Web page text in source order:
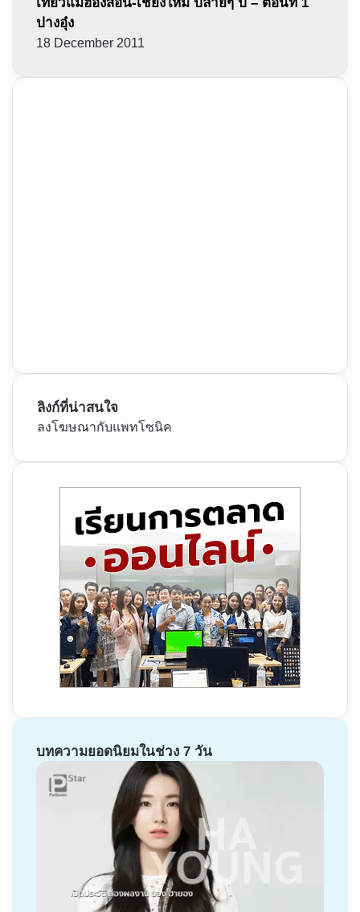
ปางอุ๋ง
18 December 2011
ลิงก์ที่น่าสนใจ
ลงโฆษณากับแพทโซนิค
บทความยอดนิยมในช่วง 7 วัน